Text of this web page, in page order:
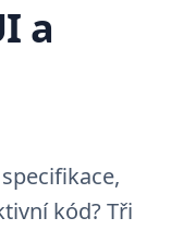
a
kód? Tři